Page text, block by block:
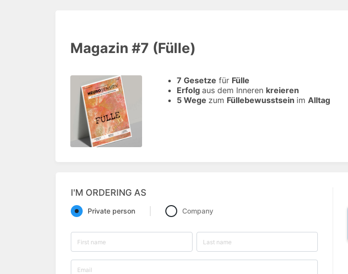
Magazin #7 (Fülle)
7 Gesetze für Fülle
Erfolg aus dem Inneren kreieren
5 Wege zum Füllebewusstsein im Alltag
I'M ORDERING AS
Private person Company